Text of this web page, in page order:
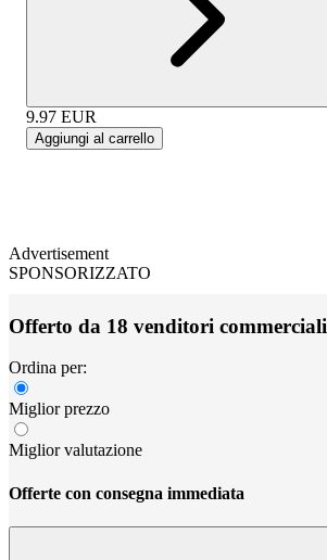
9.97 EUR
Aggiungi al carrello
Advertisement
SPONSORIZZATO
Offerto da 18 venditori commerciali
Ordina per:
Miglior prezzo
Miglior valutazione
Offerte con consegna immediata